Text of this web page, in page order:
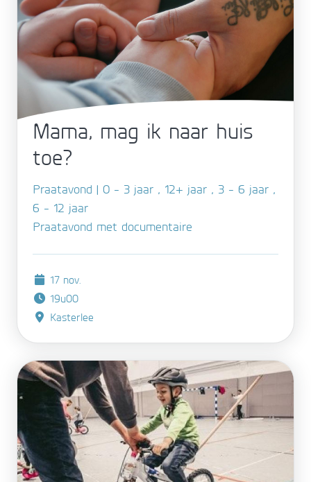
Mama, mag ik naar huis
toe?
Praatavond | 0 - 3 jaar , 12+ jaar , 3 - 6 jaar ,
6 - 12 jaar
Praatavond met documentaire
17 nov.
19u00
Kasterlee